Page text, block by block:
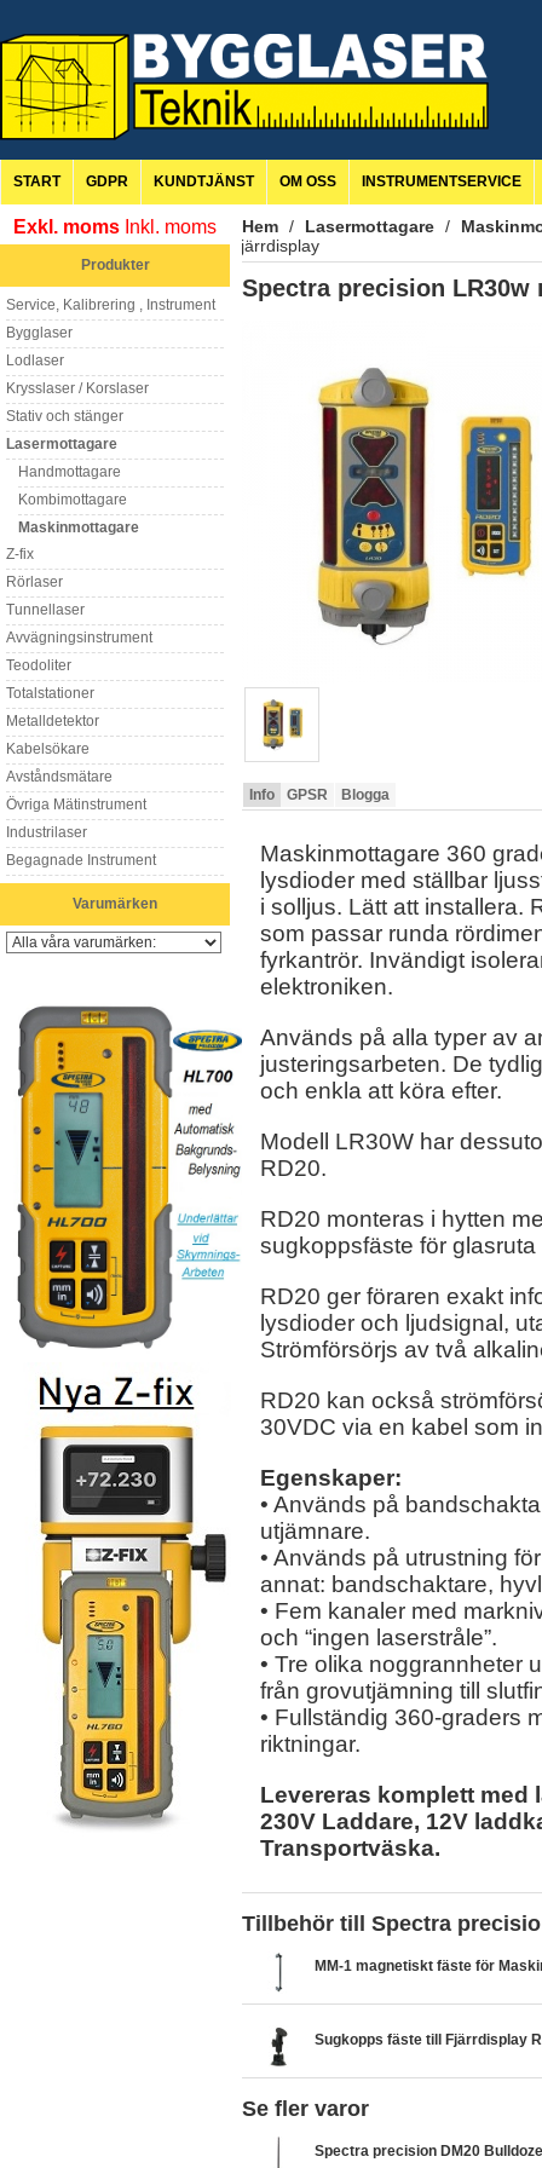
START GDPR KUNDTJÄNST OM OSS INSTRUMENTSERVICE
Exkl. moms Inkl. moms
Produkter
Service, Kalibrering , Instrument
Bygglaser
Lodlaser
Krysslaser / Korslaser
Stativ och stänger
Lasermottagare
Handmottagare
Kombimottagare
Maskinmottagare
Z-fix
Rörlaser
Tunnellaser
Avvägningsinstrument
Teodoliter
Totalstationer
Metalldetektor
Kabelsökare
Avståndsmätare
Övriga Mätinstrument
Industrilaser
Begagnade Instrument
Varumärken
Hem / Lasermottagare /
fjärrdisplay
Spectra precision
Info GPSR Blogga
Maskinmottagare 360
lysdioder med ställbar
i solljus. Lätt att installera.
som passar runda
fyrkantrör. Invändigt
elektroniken.
Används på alla typer av
justeringsarbeten. De
och enkla att köra efter.
Modell LR30W har
RD20.
RD20 monteras i hytten
sugkoppsfäste för
RD20 ger föraren exakt
lysdioder och ljudsignal,
Strömförsörjs av två
RD20 kan också
30VDC via en kabel som
Egenskaper:
• Används på
utjämnare.
• Används på utrustning
annat: bandschaktare,
• Fem kanaler med
och “ingen laserstråle”.
• Tre olika noggrannheter
från grovutjämning till
• Fullständig 360-graders
riktningar.
Levereras komplett med
230V Laddare, 12V
Transportväska.
Tillbehör till Spectra
MM-1 magnetiskt fäste för
Sugkopps fäste till Fjärrdisplay
Se fler varor
Spectra precision DM20